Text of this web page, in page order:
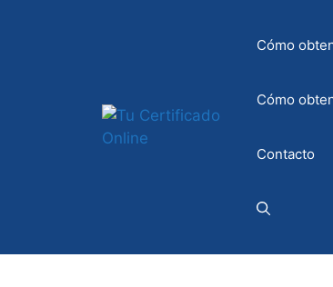
Cómo
Cómo
Contacto